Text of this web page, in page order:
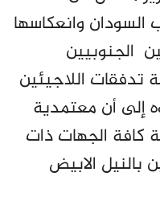
السودان وانعكاسها
الجنوبيين
اللاجيئين
إلى أن معتمدية
كافة الجهات ذات
بالنيل الابيض